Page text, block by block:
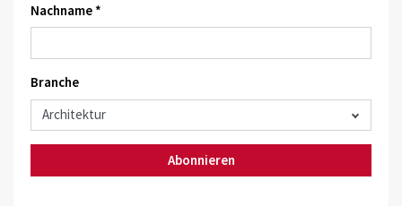
Nachname *
Branche
Abonnieren